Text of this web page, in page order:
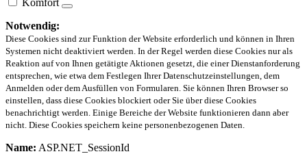
Notwendig:
Diese Cookies sind zur Funktion der Website erforderlich und können in Ihren
Systemen nicht deaktiviert werden. In der Regel werden diese Cookies nur als
Reaktion auf von Ihnen getätigte Aktionen gesetzt, die einer Dienstanforderung
entsprechen, wie etwa dem Festlegen Ihrer Datenschutzeinstellungen, dem
Anmelden oder dem Ausfüllen von Formularen. Sie können Ihren Browser so
einstellen, dass diese Cookies blockiert oder Sie über diese Cookies
benachrichtigt werden. Einige Bereiche der Website funktionieren dann aber
nicht. Diese Cookies speichern keine personenbezogenen Daten.
Name: ASP.NET_SessionId